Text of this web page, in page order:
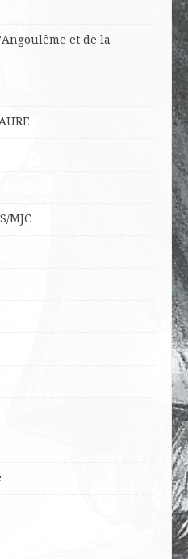
et de la
MJC